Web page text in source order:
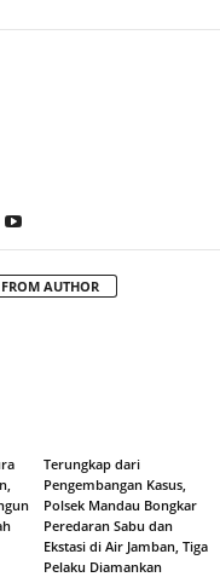
AUTHOR
Terungkap dari
Pengembangan Kasus,
Polsek Mandau Bongkar
Peredaran Sabu dan
Ekstasi di Air Jamban, Tiga
Pelaku Diamankan